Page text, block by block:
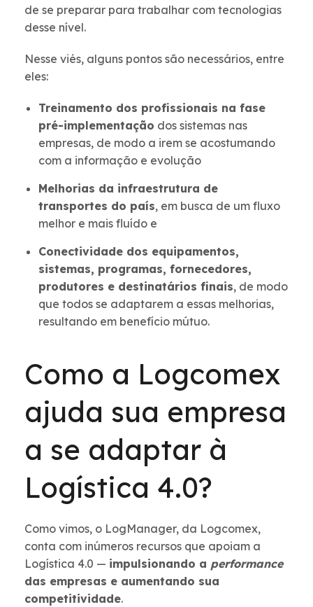
de se preparar para trabalhar com tecnologias
desse nível.
Nesse viés, alguns pontos são necessários, entre
eles:
Treinamento dos profissionais na fase
pré-implementação dos sistemas nas
empresas, de modo a irem se acostumando
com a informação e evolução
Melhorias da infraestrutura de
transportes do país, em busca de um fluxo
melhor e mais fluído e
Conectividade dos equipamentos,
sistemas, programas, fornecedores,
produtores e destinatários finais, de modo
que todos se adaptarem a essas melhorias,
resultando em benefício mútuo.
Como a Logcomex
ajuda sua empresa
a se adaptar à
Logística 4.0?
Como vimos, o LogManager, da Logcomex,
conta com inúmeros recursos que apoiam a
Logística 4.0 — impulsionando a performance
das empresas e aumentando sua
competitividade.